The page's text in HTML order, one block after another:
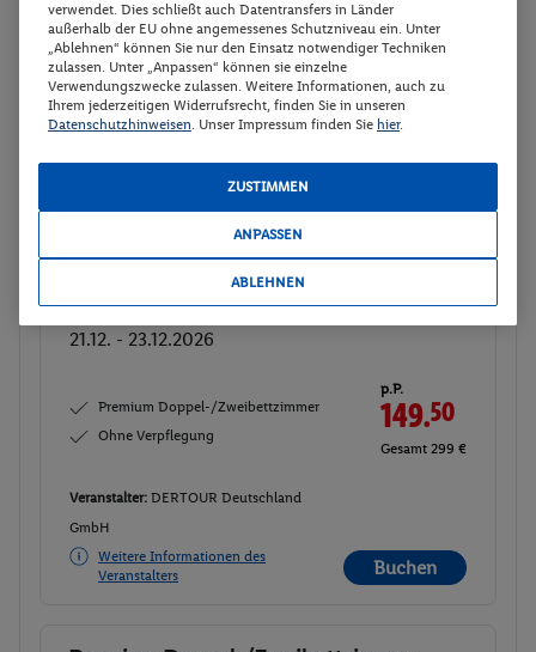
Premium Doppel-/Zweibettzimmer
Ohne Verpflegung
p.P.
149.50
Gesamt 299 €
Buchen
Buchen
Premium Doppel-/Zweibettzimmer
21.12. - 23.12.2026
Premium Doppel-/Zweibettzimmer
Ohne Verpflegung
p.P.
149.50
Gesamt 299 €
Veranstalter: DERTOUR Deutschland
GmbH
Weitere Informationen des
Veranstalters
Buchen
verwendet. Dies schließt auch Datentransfers in Länder
außerhalb der EU ohne angemessenes Schutzniveau ein. Unter
„Ablehnen“ können Sie nur den Einsatz notwendiger Techniken
zulassen. Unter „Anpassen“ können sie einzelne
Verwendungszwecke zulassen. Weitere Informationen, auch zu
Ihrem jederzeitigen Widerrufsrecht, finden Sie in unseren
Datenschutzhinweisen. Unser Impressum finden Sie hier.
ZUSTIMMEN
ANPASSEN
ABLEHNEN